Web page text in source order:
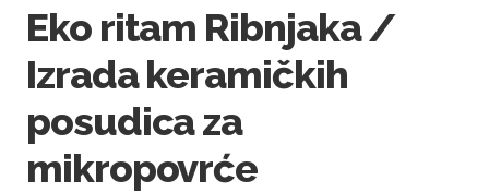
Eko ritam Ribnjaka /
Izrada keramičkih
posudica za
mikropovrće